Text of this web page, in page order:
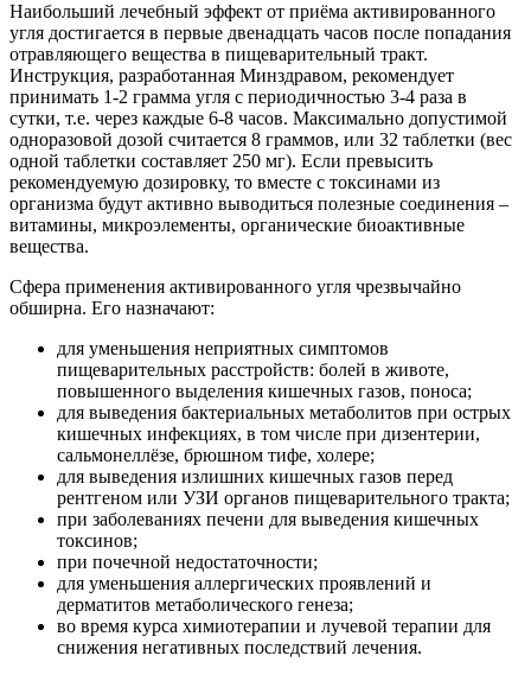
Наибольший лечебный эффект от приёма активированного
угля достигается в первые двенадцать часов после попадания
отравляющего вещества в пищеварительный тракт.
Инструкция, разработанная Минздравом, рекомендует
принимать 1-2 грамма угля с периодичностью 3-4 раза в
сутки, т.е. через каждые 6-8 часов. Максимально допустимой
одноразовой дозой считается 8 граммов, или 32 таблетки (вес
одной таблетки составляет 250 мг). Если превысить
рекомендуемую дозировку, то вместе с токсинами из
организма будут активно выводиться полезные соединения –
витамины, микроэлементы, органические биоактивные
вещества.
Сфера применения активированного угля чрезвычайно
обширна. Его назначают:
для уменьшения неприятных симптомов
пищеварительных расстройств: болей в животе,
повышенного выделения кишечных газов, поноса;
для выведения бактериальных метаболитов при острых
кишечных инфекциях, в том числе при дизентерии,
сальмонеллёзе, брюшном тифе, холере;
для выведения излишних кишечных газов перед
рентгеном или УЗИ органов пищеварительного тракта;
при заболеваниях печени для выведения кишечных
токсинов;
при почечной недостаточности;
для уменьшения аллергических проявлений и
дерматитов метаболического генеза;
во время курса химиотерапии и лучевой терапии для
снижения негативных последствий лечения.